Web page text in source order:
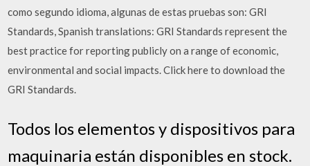
como segundo idioma, algunas de estas pruebas son: GRI
Standards, Spanish translations: GRI Standards represent the
best practice for reporting publicly on a range of economic,
environmental and social impacts. Click here to download the
GRI Standards.
Todos los elementos y dispositivos para
maquinaria están disponibles en stock.